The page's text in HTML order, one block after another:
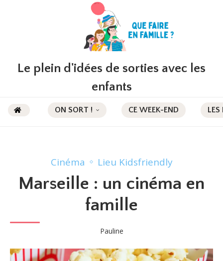
Le plein d'idées de sorties avec les
enfants
ON SORT ! CE WEEK-END LES
Cinéma Lieu Kidsfriendly
Marseille : un cinéma en
famille
Pauline